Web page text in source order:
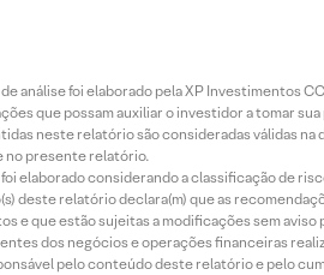
análise foi elaborado pela XP Investimentos
que possam auxiliar o investidor a tomar
neste relatório são consideradas válidas na
no presente relatório.
elaborado considerando a classificação de
deste relatório declara(m) que as
e que estão sujeitas a modificações sem
dos negócios e operações financeiras
pelo conteúdo deste relatório e pelo